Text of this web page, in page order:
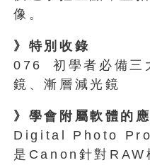
像。
》特別收錄
076
初學者必備三
鏡、漸層減光鏡
》學會附屬軟體的應
Digital Photo
是Canon針對RAW